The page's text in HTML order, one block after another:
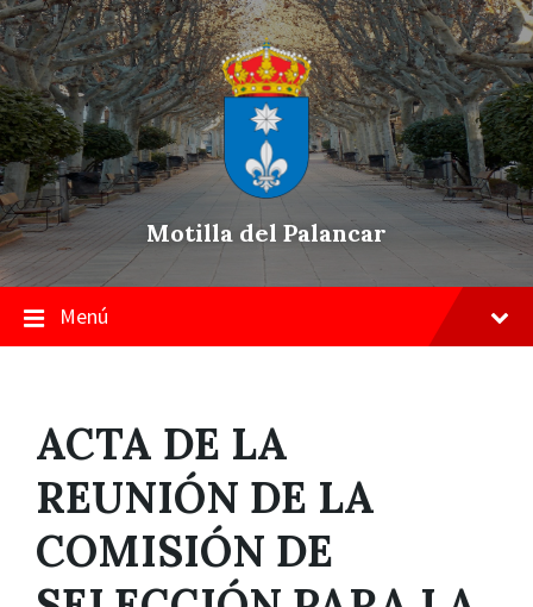
Skip
to
content
Saltar
a
la
navegación
principal
Saltar
a
pie
de
página
Motilla del Palancar
Menú
ACTA DE LA
REUNIÓN DE LA
COMISIÓN DE